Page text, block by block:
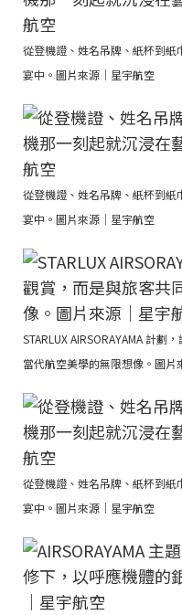
從登機證、姓名吊牌、紙杯到
宴中。圖片來源｜星宇航空
從登機證、姓名吊牌、紙杯到
宴中。圖片來源｜星宇航空
STARLUX AIRSORAYAMA 計劃
當代航空美學的無限想像。圖片
從登機證、姓名吊牌、紙杯到
宴中。圖片來源｜星宇航空